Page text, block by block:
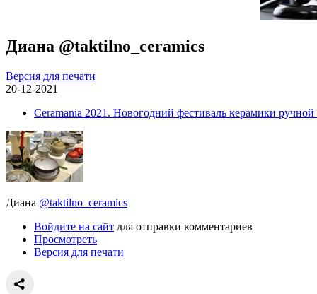
Диана @taktilno_ceramics
Версия для печати
20-12-2021
Ceramania 2021. Новогодний фестиваль керамики ручной
Диана @taktilno_ceramics
Войдите на сайт для отправки комментариев
Просмотреть
Версия для печати